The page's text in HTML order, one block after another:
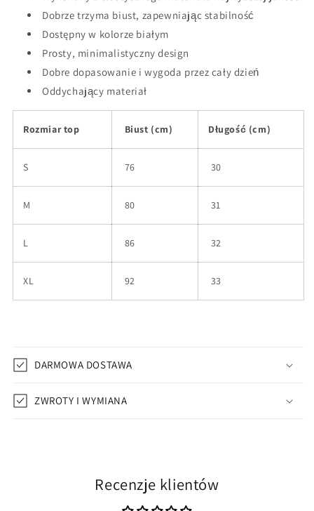
Dobrze trzyma biust, zapewniając stabilność
Dostępny w kolorze białym
Prosty, minimalistyczny design
Dobre dopasowanie i wygoda przez cały dzień
Oddychający materiał
Rozmiar top Biust (cm) Długość (cm)
S 76 30
M 80 31
L 86 32
XL 92 33
DARMOWA DOSTAWA
ZWROTY I WYMIANA
Recenzje klientów